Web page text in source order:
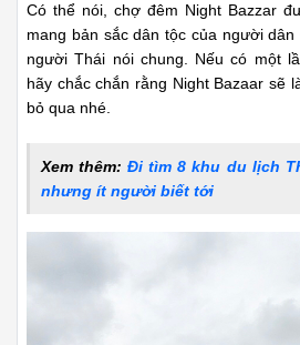
Có thể nói, chợ đêm Night Bazzar
mang bản sắc dân tộc của người
người Thái nói chung. Nếu có một
hãy chắc chắn rằng Night Bazaar sẽ
bỏ qua nhé.
Xem thêm:Đi tìm 8 khu du lịch
nhưng ít người biết tới